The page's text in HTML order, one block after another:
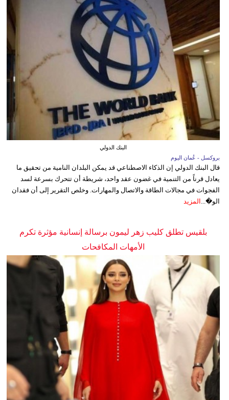
البنك الدولي
بروكسل - عُمان اليوم
قال البنك الدولي إن الذكاء الاصطناعي قد يمكن البلدان النامية من تحقيق ما
يعادل قرناً من التنمية في غضون عقد واحد، شريطة أن تتحرك بسرعة لسد
الفجوات في مجالات الطاقة والاتصال والمهارات. وخلص التقرير إلى أن فقدان
الو�... المزيد
بلقيس تطلق كليب زهر ليمون برسالة إنسانية مؤثرة تكرم
الأمهات المكافحات